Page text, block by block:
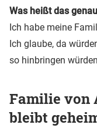
Was heißt das
Ich habe meine
Ich glaube, da
so hinbringen
Familie von
bleibt